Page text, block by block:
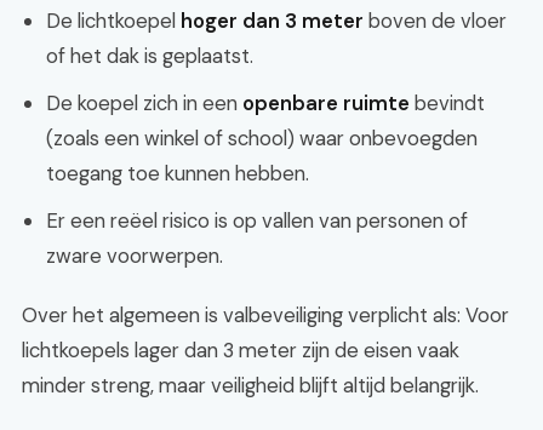
De lichtkoepel hoger dan 3 meter boven de vloer
of het dak is geplaatst.
De koepel zich in een openbare ruimte bevindt
(zoals een winkel of school) waar onbevoegden
toegang toe kunnen hebben.
Er een reëel risico is op vallen van personen of
zware voorwerpen.
Over het algemeen is valbeveiliging verplicht als: Voor
lichtkoepels lager dan 3 meter zijn de eisen vaak
minder streng, maar veiligheid blijft altijd belangrijk.